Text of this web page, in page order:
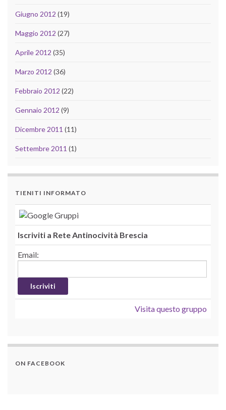
Giugno 2012 (19)
Maggio 2012 (27)
Aprile 2012 (35)
Marzo 2012 (36)
Febbraio 2012 (22)
Gennaio 2012 (9)
Dicembre 2011 (11)
Settembre 2011 (1)
TIENITI INFORMATO
Iscriviti a Rete Antinocività Brescia
Email:
Visita questo gruppo
ON FACEBOOK